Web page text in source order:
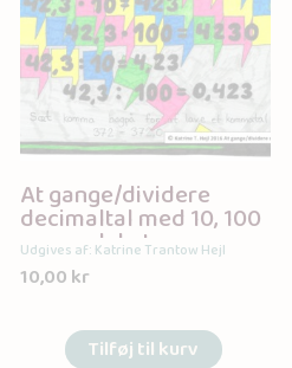
At gange/dividere
decimaltal med 10, 100
osv. – plakat
Udgives af: Katrine Trantow Hejl
10,00kr
Tilføj til kurv